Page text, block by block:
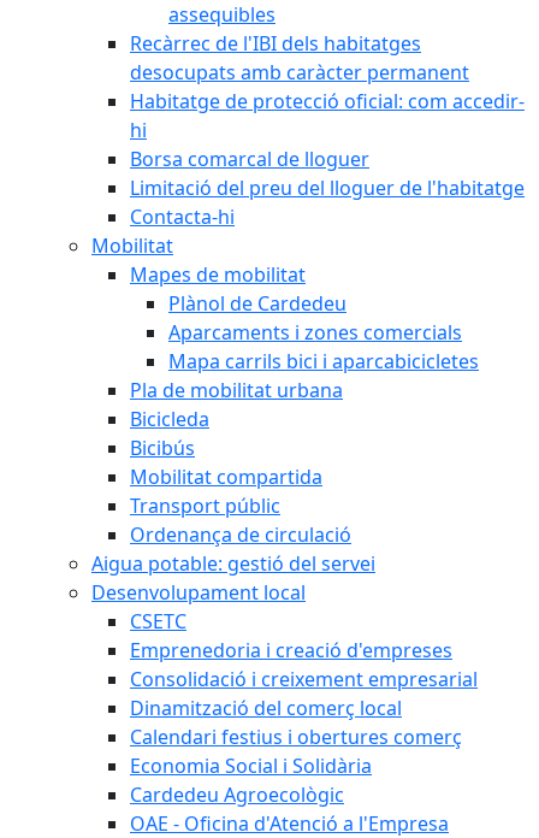
assequibles
Recàrrec de l'IBI dels habitatges
desocupats amb caràcter permanent
Habitatge de protecció oficial: com accedir-
hi
Borsa comarcal de lloguer
Limitació del preu del lloguer de l'habitatge
Contacta-hi
Mobilitat
Mapes de mobilitat
Plànol de Cardedeu
Aparcaments i zones comercials
Mapa carrils bici i aparcabicicletes
Pla de mobilitat urbana
Bicicleda
Bicibús
Mobilitat compartida
Transport públic
Ordenança de circulació
Aigua potable: gestió del servei
Desenvolupament local
CSETC
Emprenedoria i creació d'empreses
Consolidació i creixement empresarial
Dinamització del comerç local
Calendari festius i obertures comerç
Economia Social i Solidària
Cardedeu Agroecològic
OAE - Oficina d'Atenció a l'Empresa